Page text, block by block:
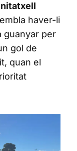
haver-li
guanyar per
gol de
quan el